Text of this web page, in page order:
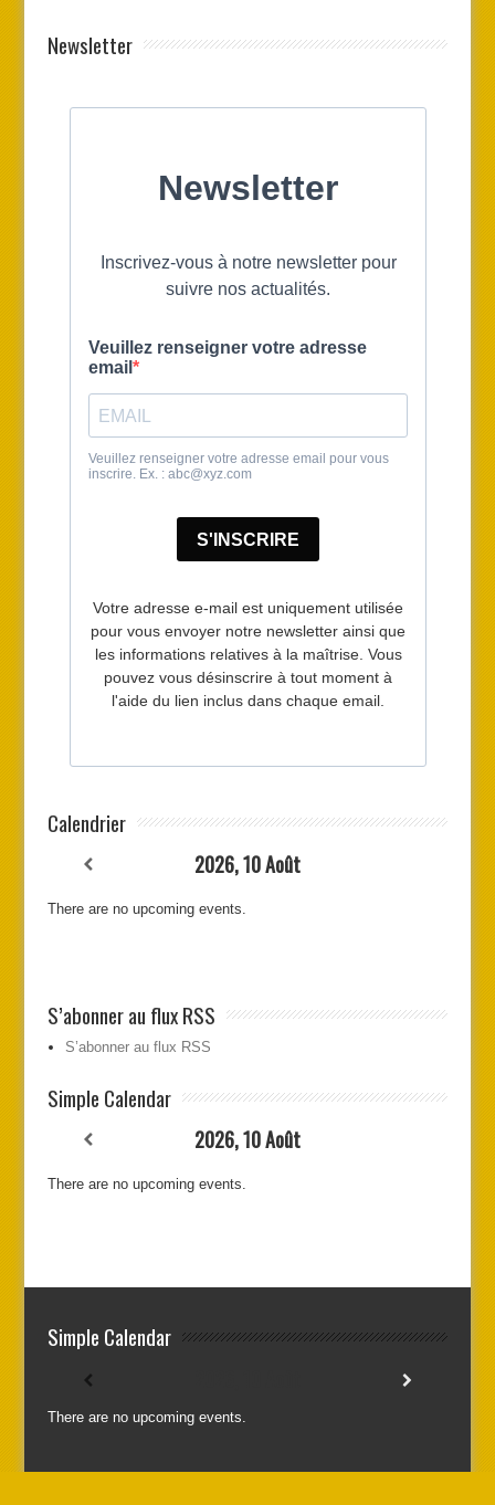
Newsletter
Calendrier
2026, 10 Août
There are no upcoming events.
S’abonner au flux RSS
S’abonner au flux RSS
Simple Calendar
2026, 10 Août
There are no upcoming events.
Simple Calendar
There are no upcoming events.